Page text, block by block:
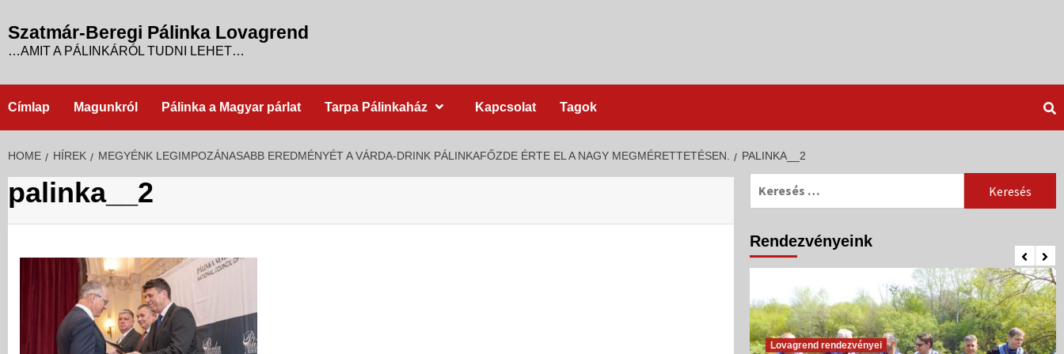
to
content
Szatmár-Beregi Pálinka Lovagrend
…AMIT A PÁLINKÁRÓL TUDNI LEHET…
Címlap Magunkról Pálinka a Magyar párlat Tarpa Pálinkaház Kapcsolat Tagok
HOME HÍREK MEGYÉNK LEGIMPOZÁNASABB EREDMÉNYÉT A VÁRDA-DRINK PÁLINKAFŐZDE ÉRTE EL A NAGY MEGMÉRETTETÉSEN. PALINKA__2
palinka__2 Keresés:
Rendezvényeink
Lovagrend rendezvényei